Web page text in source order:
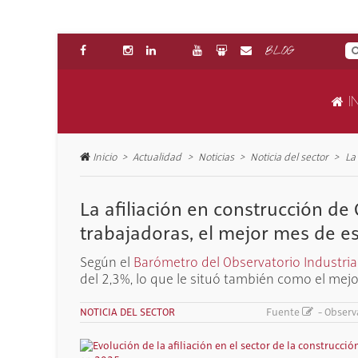
BLOG
Inicio Actualidad Noticias Noticia del sector
La afiliación en construcción de
trabajadoras, el mejor mes de
Según el Barómetro del Observatorio
del 2,3%, lo que le situó también como el
NOTICIA DEL SECTOR Fuente -